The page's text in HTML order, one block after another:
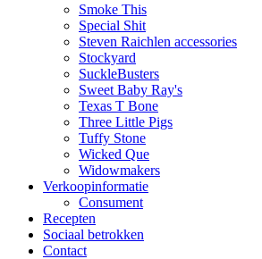
Smoke This
Special Shit
Steven Raichlen accessories
Stockyard
SuckleBusters
Sweet Baby Ray's
Texas T Bone
Three Little Pigs
Tuffy Stone
Wicked Que
Widowmakers
Verkoopinformatie
Consument
Recepten
Sociaal betrokken
Contact